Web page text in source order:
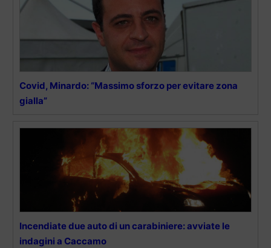
Covid, Minardo: “Massimo sforzo per evitare zona
gialla”
Incendiate due auto di un carabiniere: avviate le
indagini a Caccamo